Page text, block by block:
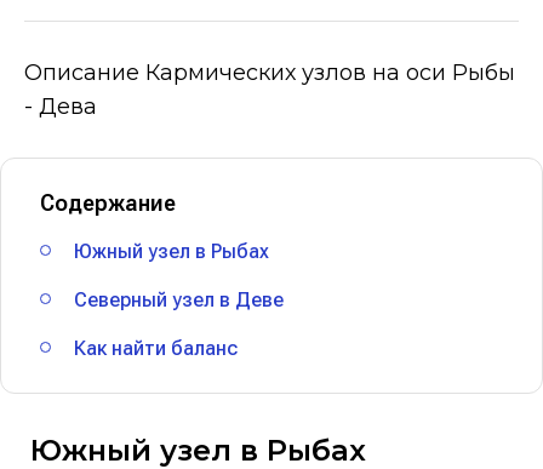
Описание Кармических узлов на оси Рыбы
- Дева
Содержание
Южный узел в Рыбах
Северный узел в Деве
Как найти баланс
Южный узел в Рыбах